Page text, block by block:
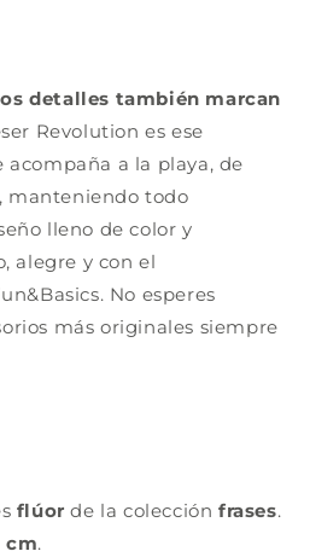
detalles también marcan
Revolution es ese
a la playa, de
manteniendo todo
lleno de color y
alegre y con el
No esperes
más originales siempre
flúor de la colecciónfrases.
cm.